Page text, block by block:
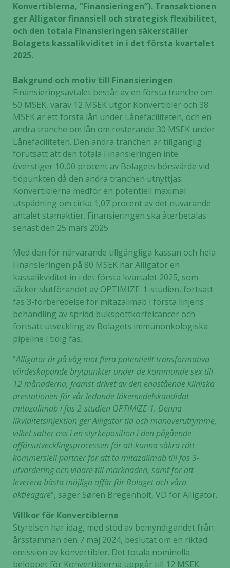
Konvertiblerna, ”Finansieringen”). Transaktionen
ger Alligator finansiell och strategisk flexibilitet,
och den totala Finansieringen säkerställer
Bolagets kassalikviditet in i det första kvartalet
2025.
Bakgrund och motiv till Finansieringen
Finansieringsavtalet består av en första tranche om
50 MSEK, varav 12 MSEK utgör Konvertibler och 38
MSEK är ett första lån under Lånefaciliteten, och en
andra tranche om lån om resterande 30 MSEK under
Lånefaciliteten. Den andra tranchen är tillgänglig
förutsatt att den totala Finansieringen inte
överstiger 10,00 procent av Bolagets börsvärde vid
tidpunkten då den andra tranchen utnyttjas.
Konvertiblerna medför en potentiell maximal
utspädning om cirka 1,07 procent av det nuvarande
antalet stamaktier. Finansieringen ska återbetalas
senast den 25 mars 2025.
Med den för närvarande tillgängliga kassan och hela
Finansieringen på 80 MSEK har Alligator en
kassalikviditet in i det första kvartalet 2025, som
täcker slutförandet av OPTIMIZE-1-studien, fortsatt
fas 3-förberedelse för mitazalimab i första linjens
behandling av spridd bukspottkörtelcancer och
fortsatt utveckling av Bolagets immunonkologiska
pipeline i tidig fas.
”Alligator är på väg mot flera potentiellt transformativa
värdeskapande brytpunkter under de kommande sex till
12 månaderna, främst drivet av den enastående kliniska
prestationen för vår ledande läkemedelskandidat
mitazalimab i fas 2-studien OPTIMIZE-1. Denna
likviditetsinjektion ger Alligator tid och manöverutrymme,
vilket sätter oss i en styrkeposition i den pågående
affärsutvecklingsprocessen för att kunna säkra rätt
kommersiell partner för att ta mitazalimab till fas 3-
utvärdering och vidare till marknaden, samt för att
leverera bästa möjliga affär för Bolaget och våra
aktieägare”, säger Søren Bregenholt, VD för Alligator.
Villkor för Konvertiblerna
Styrelsen har idag, med stöd av bemyndigandet från
årsstämman den 7 maj 2024, beslutat om en riktad
emission av konvertibler. Det totala nominella
beloppet för Konvertiblerna uppgår till 12 MSEK.